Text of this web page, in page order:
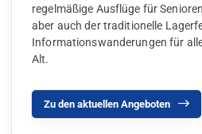
regelmäßige Ausflüge für
aber auch der traditionelle
Informationswanderungen für
Alt.
Zu den aktuellen Angeboten